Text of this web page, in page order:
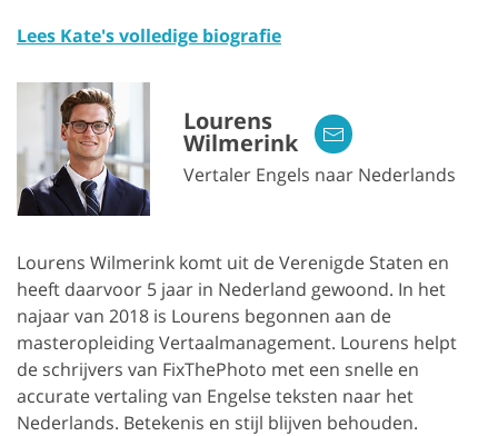
Lees Kate's volledige biografie
Lourens
Wilmerink
Vertaler Engels naar Nederlands
Lourens Wilmerink komt uit de Verenigde Staten en
heeft daarvoor 5 jaar in Nederland gewoond. In het
najaar van 2018 is Lourens begonnen aan de
masteropleiding Vertaalmanagement. Lourens helpt
de schrijvers van FixThePhoto met een snelle en
accurate vertaling van Engelse teksten naar het
Nederlands. Betekenis en stijl blijven behouden.